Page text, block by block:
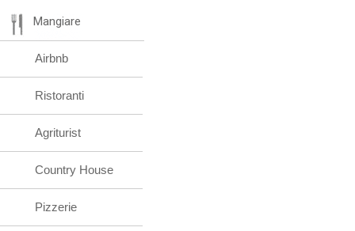
Mangiare
Airbnb
Ristoranti
Agriturist
Country House
Pizzerie